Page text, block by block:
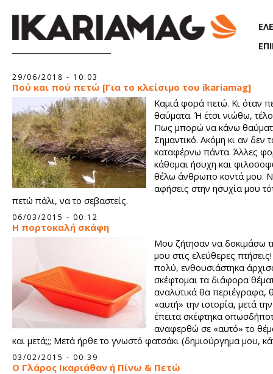
29/06/2018 - 10:03
Πού και πού πετώ [Για το κλείσιμο του ikariamag]
Καμιά φορά πετώ. Κι όταν
θαύματα. Ή έτσι νιώθω,
Πως μπορώ να κάνω
Σημαντικό. Ακόμη κι αν δεν
καταφέρνω πάντα. Άλλες
κάθομαι ήσυχη και
θέλω άνθρωπο κοντά μου.
αφήσεις στην ησυχία μου
πετώ πάλι, να το σεβαστείς.
06/03/2015 - 00:12
H πορτοκαλή σκάφη
Μου ζήτησαν να δοκιμάσω
μου στις ελεύθερες
πολύ, ενθουσιάστηκα
σκέφτομαι τα διάφορα
αναλυτικά θα
«αυτή» την ιστορία, μετά
έπειτα σκέφτηκα
αναφερθώ σε «αυτό» το
και μετά;;; Μετά ήρθε το γνωστό φατσάκι (δημιούργημα μου,
χέρια!) αυτό, που τα λέμε συχνά πυκνά μαζί.
03/02/2015 - 00:39
O Γλάρος Ικαριάθαν ή Πίνω & Πετώ